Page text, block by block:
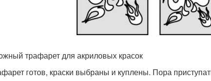
трафарет для акриловых красок
готов, краски выбраны и куплены. Пора